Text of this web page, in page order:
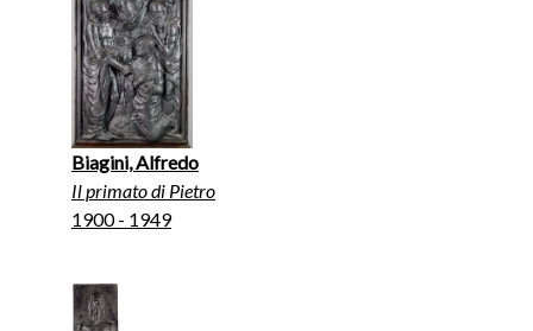
Biagini, Alfredo
Il primato di Pietro
1900 - 1949